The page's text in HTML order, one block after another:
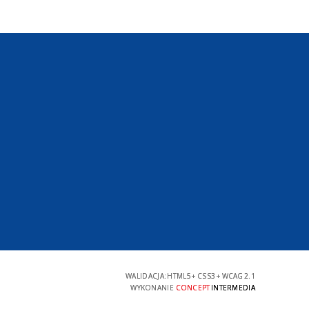
WALIDACJA: HTML5+ CSS3 + WCAG 2.1
WYKONANIE CONCEPTINTERMEDIA